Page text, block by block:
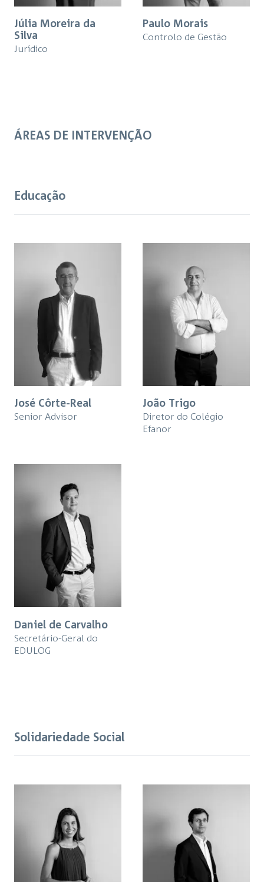
Júlia Moreira da
Silva
Jurídico
Paulo Morais
Controlo de Gestão
ÁREAS DE INTERVENÇÃO
Educação
José Côrte-Real
Senior Advisor
João Trigo
Diretor do Colégio
Efanor
Daniel de Carvalho
Secretário-Geral do
EDULOG
Solidariedade Social